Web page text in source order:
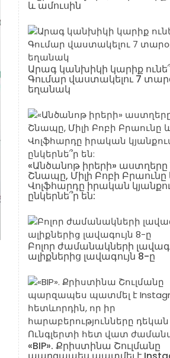
և ամուսին
Արագ կանխիկի կարիք
Գումար վաստակելու 7
եղանակ
«Անծանոթ իրերի»
Շնապը, Միլի Բոբի Բրաունը
Վոլֆհարդը իրական
ընկերնե՞ր են:
Բոլոր ժամանակների
ալիքներից լավագույն 8-ը
«BIP». Քրիստինա Շուլմանը